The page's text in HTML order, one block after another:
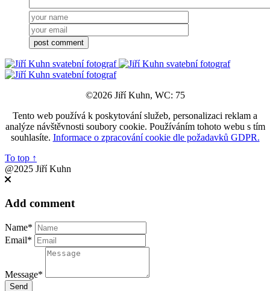
©2026 Jiří Kuhn, WC: 75
Tento web používá k poskytování služeb, personalizaci reklam a
analýze návštěvnosti soubory cookie. Používáním tohoto webu s tím
souhlasíte. Informace o zpracování cookie dle požadavků GDPR.
To top ↑
@2025 Jiří Kuhn
Add comment
Name*
Email*
Message*
Send